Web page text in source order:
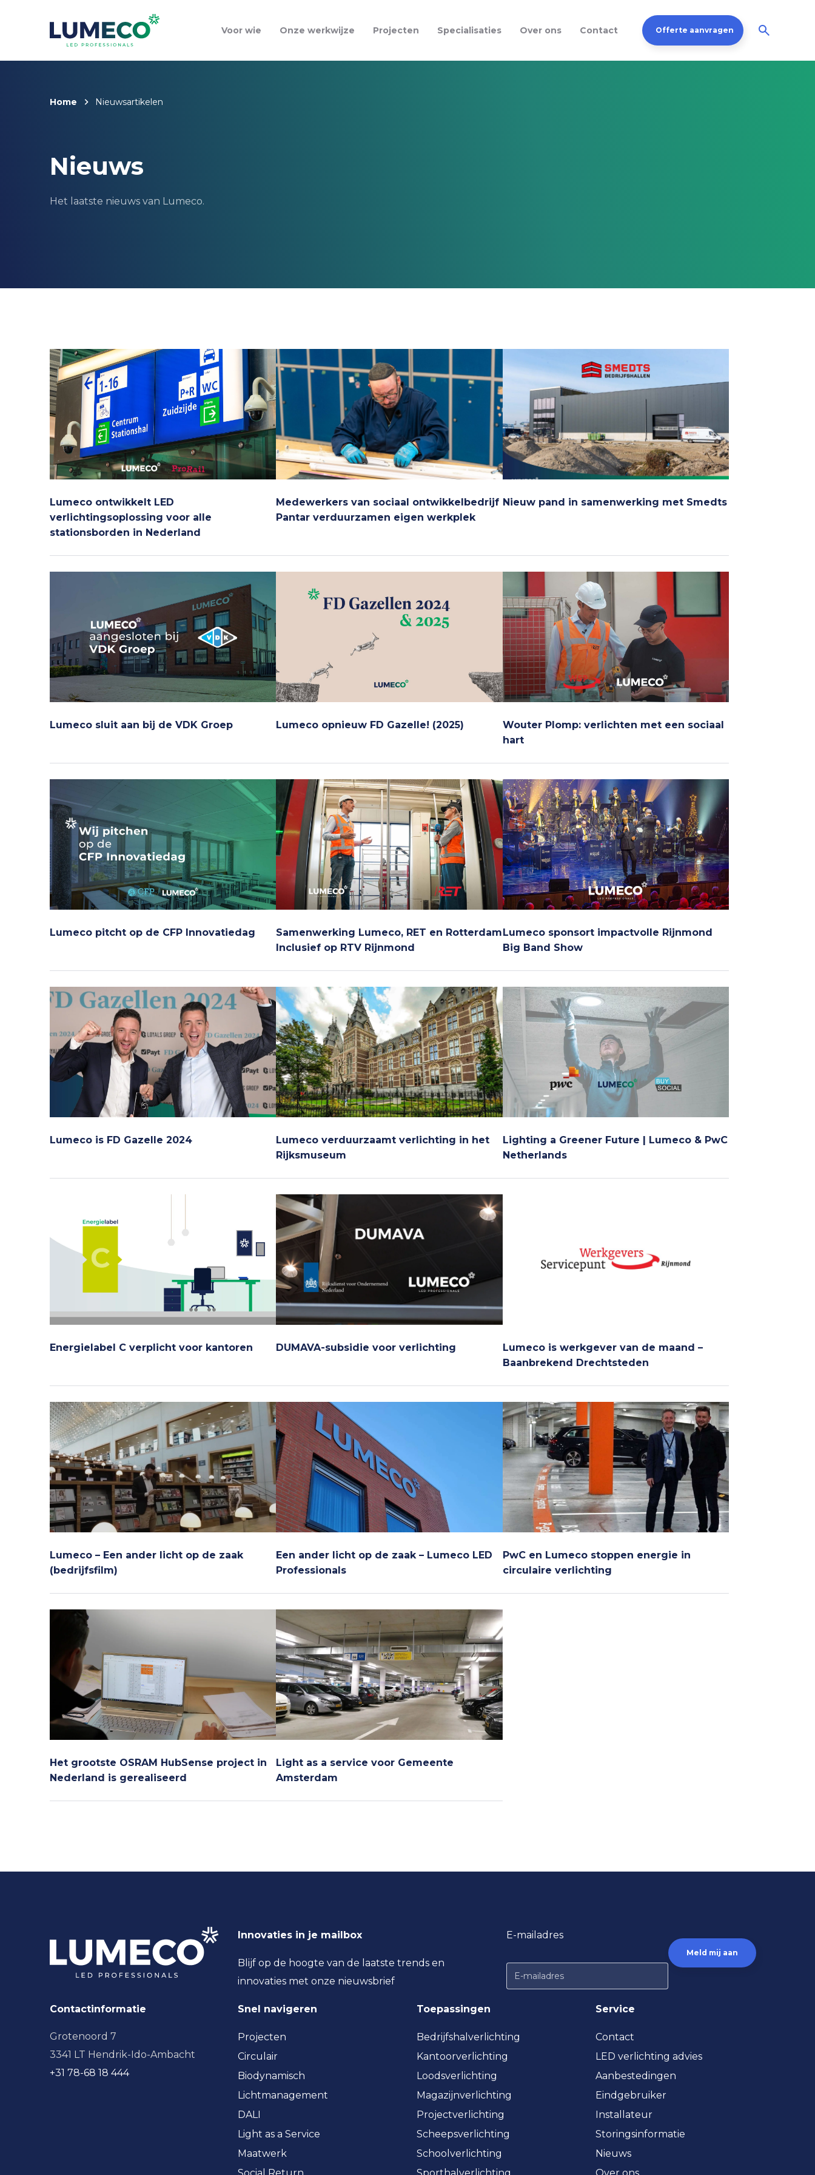
Voor wie Onze werkwijze Projecten Specialisaties Over ons Contact Offerte aanvragen
Home Nieuwsartikelen
Nieuws
Het laatste nieuws van Lumeco.
Lumeco ontwikkelt LED
verlichtingsoplossing voor alle
stationsborden in Nederland
Medewerkers van sociaal ontwikkelbedrijf
Pantar verduurzamen eigen werkplek
Nieuw pand in samenwerking met Smedts
Lumeco sluit aan bij de VDK Groep Lumeco opnieuw FD Gazelle! (2025)
Wouter Plomp: verlichten met een sociaal
hart
Lumeco pitcht op de CFP Innovatiedag
Samenwerking Lumeco, RET en Rotterdam
Inclusief op RTV Rijnmond
Lumeco sponsort impactvolle Rijnmond
Big Band Show
Lumeco is FD Gazelle 2024
Lumeco verduurzaamt verlichting in het
Rijksmuseum
Lighting a Greener Future | Lumeco & PwC
Netherlands
Energielabel C verplicht voor kantoren DUMAVA-subsidie voor verlichting
Lumeco is werkgever van de maand –
Baanbrekend Drechtsteden
Lumeco – Een ander licht op de zaak
(bedrijfsfilm)
Een ander licht op de zaak – Lumeco LED
Professionals
PwC en Lumeco stoppen energie in
circulaire verlichting
Het grootste OSRAM HubSense project in
Nederland is gerealiseerd
Light as a service voor Gemeente
Amsterdam
Innovaties in je mailbox
Blijf op de hoogte van de laatste trends en
innovaties met onze nieuwsbrief
E-mailadres
Contactinformatie
Grotenoord 7
3341 LT Hendrik-Ido-Ambacht
+31 78-68 18 444
Snel navigeren
Projecten
Circulair
Biodynamisch
Lichtmanagement
DALI
Light as a Service
Maatwerk
Toepassingen
Bedrijfshalverlichting
Kantoorverlichting
Loodsverlichting
Magazijnverlichting
Projectverlichting
Scheepsverlichting
Schoolverlichting
Service
Contact
LED verlichting advies
Aanbestedingen
Eindgebruiker
Installateur
Storingsinformatie
Nieuws